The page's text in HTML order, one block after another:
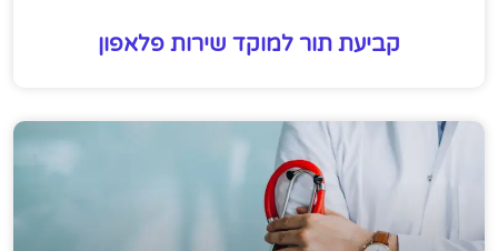
קביעת תור למוקד שירות פלאפון